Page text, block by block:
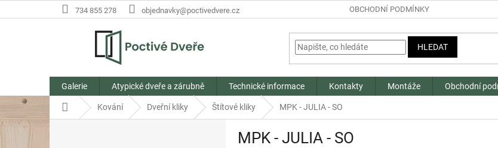
na
734 855 278 objednavky@poctivedvere.cz OBCHODNÍ PODMÍNKY
HLEDAT
Galerie Atypické dveře a zárubně Technické informace Kontakty Montáže Obchodní
Domů Kování Dveřní kliky Štítové kliky MPK - JULIA - SO
P
MPK - JULIA - SO